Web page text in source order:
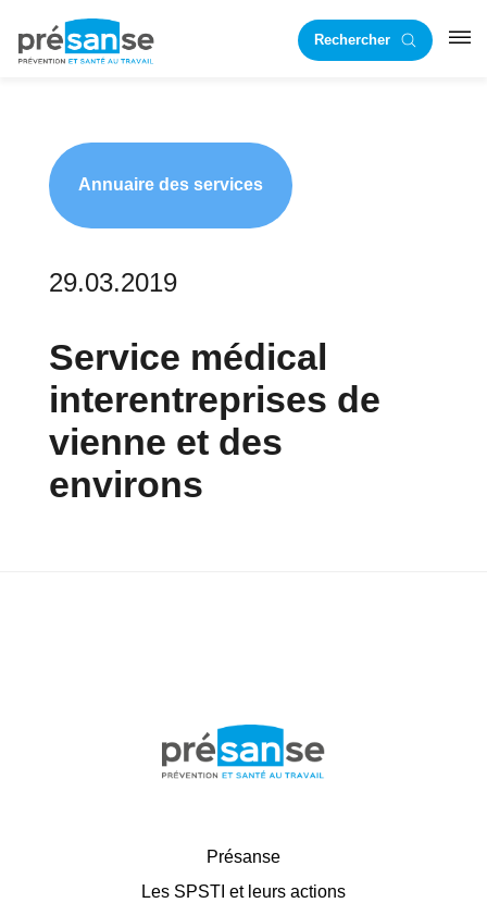
principale
RechercherRST
Annuaire des services
29.03.2019
Service médical
interentreprises de
vienne et des
environs
Présanse
Les SPSTI et leurs actions